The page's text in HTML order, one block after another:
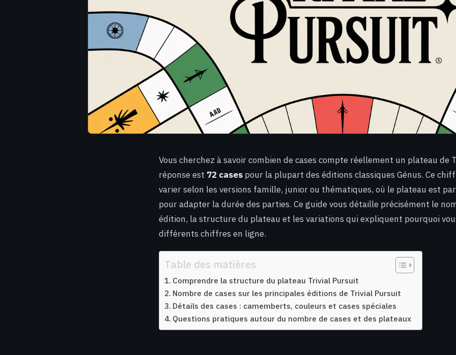
Vous cherchez à savoir combien de cases compte réellement un plateau de
réponse est 72 cases pour la plupart des éditions classiques Génus. Ce
varier selon les versions famille, junior ou thématiques, où le plateau est
pour adapter la durée des parties. Ce guide vous détaille précisément le
édition, la structure du plateau et les variations qui expliquent pourquoi
différents chiffres en ligne.
Table des matières
Comprendre la structure du plateau Trivial Pursuit
Nombre de cases sur les principales éditions de Trivial Pursuit
Détails des cases : camemberts, couleurs et cases spéciales
Questions pratiques autour du nombre de cases et des plateaux